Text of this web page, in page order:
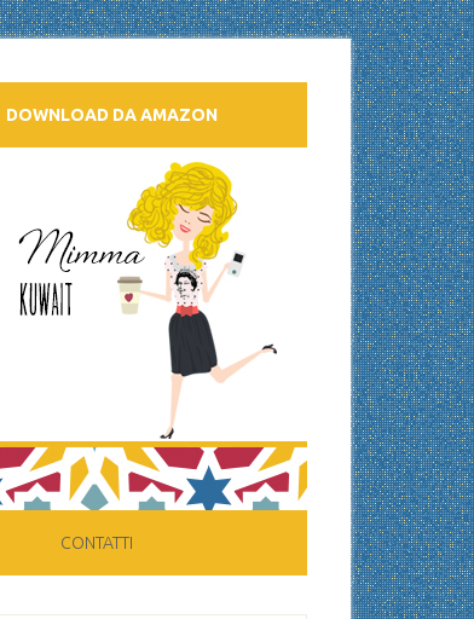
DOWNLOAD DA AMAZON
CONTATTI